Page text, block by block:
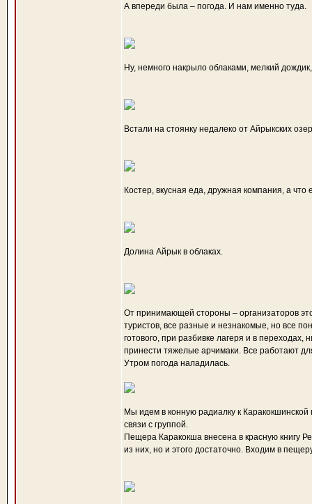
А впереди была – погода. И нам именно туда.
Ну, немного накрыло облаками, мелкий
Встали на стоянку недалеко от Айрыкских
Костер, вкусная еда, дружная компания, а что
Долина Айрык в облаках.
От принимающей стороны – организаторов
туристов, все разные и незнакомые, но все
готового, при разбивке лагеря и в переходах,
принести тяжелые арчимаки. Все работают
Утром погода наладилась.
Мы идем в конную радиалку к
связи с группой.
Пещера Каракокша внесена в красную книгу
из них, но и этого достаточно. Входим в